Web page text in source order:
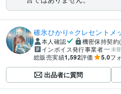
碓氷ひかり⭐️クレセントメ
本人確認
機密保持契約
インボイス発行事業者
未
総販売実績1,592評価 5.0フ
出品者に質問